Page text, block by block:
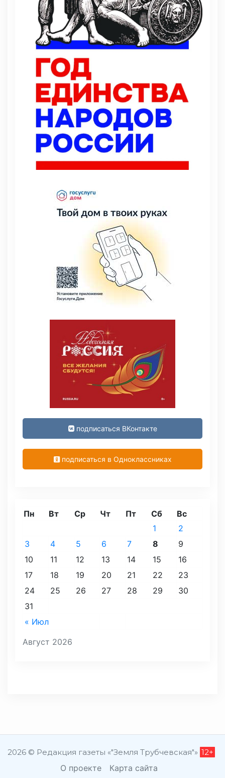
подписаться ВКонтакте
подписаться в Одноклассниках
Август 2026
Пн Вт Ср Чт Пт Сб Вс
« Июл
1
2
3
4 5 6 7 8
9
10
11 12 13 14 15
16
17
18 19 20 21 22
23
24
25 26 27 28 29
30
31
2026 © Редакция газеты «"Земля Трубчевская"» 12+
О проекте Карта сайта